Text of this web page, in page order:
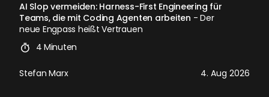
AI Slop vermeiden: Harness-First Engineering für
Teams, die mit Coding Agenten arbeiten - Der
neue Engpass heißt Vertrauen
4 Minuten
Stefan Marx 4. Aug 2026